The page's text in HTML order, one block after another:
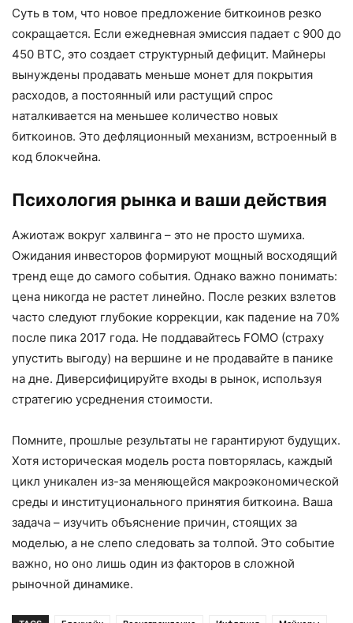
Суть в том, что новое предложение биткоинов резко
сокращается. Если ежедневная эмиссия падает с 900 до
450 BTC, это создает структурный дефицит. Майнеры
вынуждены продавать меньше монет для покрытия
расходов, а постоянный или растущий спрос
наталкивается на меньшее количество новых
биткоинов. Это дефляционный механизм, встроенный в
код блокчейна.
Психология рынка и ваши действия
Ажиотаж вокруг халвинга – это не просто шумиха.
Ожидания инвесторов формируют мощный восходящий
тренд еще до самого события. Однако важно понимать:
цена никогда не растет линейно. После резких взлетов
часто следуют глубокие коррекции, как падение на 70%
после пика 2017 года. Не поддавайтесь FOMO (страху
упустить выгоду) на вершине и не продавайте в панике
на дне. Диверсифицируйте входы в рынок, используя
стратегию усреднения стоимости.
Помните, прошлые результаты не гарантируют будущих.
Хотя историческая модель роста повторялась, каждый
цикл уникален из-за меняющейся макроэкономической
среды и институционального принятия биткоина. Ваша
задача – изучить объяснение причин, стоящих за
моделью, а не слепо следовать за толпой. Это событие
важно, но оно лишь один из факторов в сложной
рыночной динамике.